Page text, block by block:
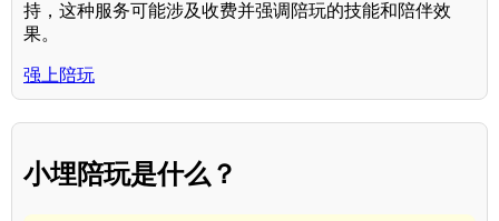
持，这种服务可能涉及收费并强调陪玩的技能和陪伴效
果。
强上陪玩
小埋陪玩是什么？